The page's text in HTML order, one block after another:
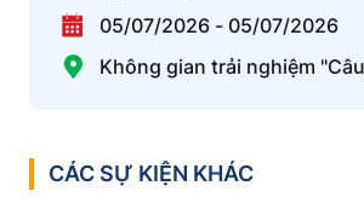
05/07/2026 - 05/07/2026
Không gian trải nghiệm
CÁC SỰ KIỆN KHÁC